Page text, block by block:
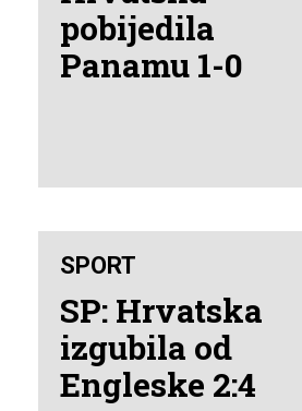
pobijedila
Panamu 1-0
SPORT
SP: Hrvatska
izgubila od
Engleske 2:4